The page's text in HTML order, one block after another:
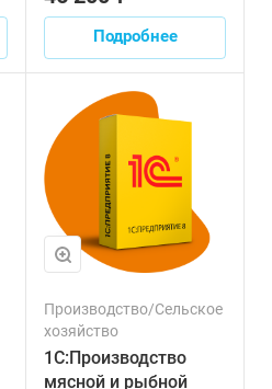
Подробнее
Производство/Сельское
хозяйство
1С:Производство
мясной и рыбной